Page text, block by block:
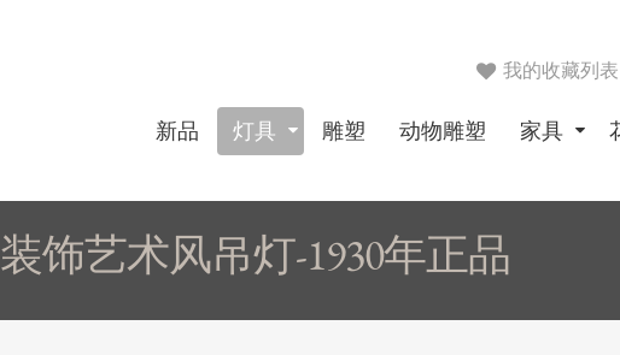
我的收藏列表
新品 灯具 雕塑 动物雕塑 家具
装饰艺术风吊灯-1930年正品